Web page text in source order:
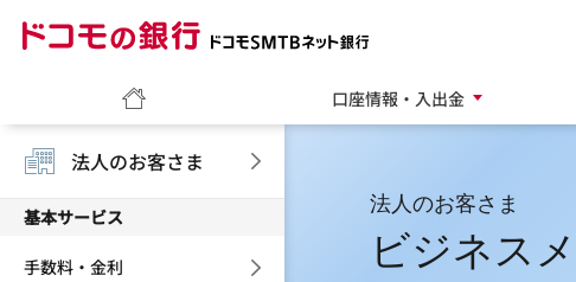
口座情報・入出金
法人のお客さま
ビジネス
法人のお客さま
基本サービス
手数料・金利